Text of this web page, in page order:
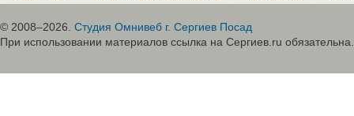
© 2008–2026. Студия Омнивеб г. Сергиев Посад
При использовании материалов ссылка на Сергиев.ru обязательна.